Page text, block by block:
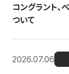
コングラント
ついて
2026.07.06